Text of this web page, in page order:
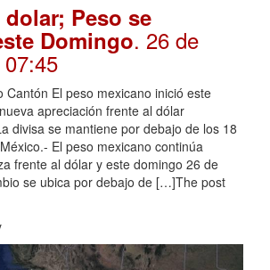
Peso se
Domingo. 26 de
Cantón El peso mexicano inició este
apreciación frente al dólar
divisa se mantiene por debajo de los 18
El peso mexicano continúa
frente al dólar y este domingo 26 de
se ubica por debajo de […]The post